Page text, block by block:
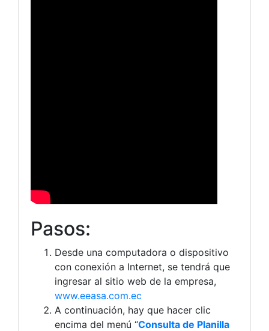
Pasos:
Desde una computadora o dispositivo
con conexión a Internet, se tendrá que
ingresar al sitio web de la empresa,
www.eeasa.com.ec
A continuación, hay que hacer clic
encima del menú “Consulta de Planilla